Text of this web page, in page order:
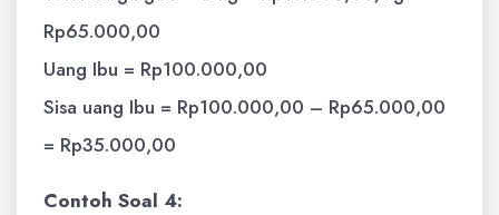
Rp65.000,00
Uang Ibu = Rp100.000,00
Sisa uang Ibu = Rp100.000,00 – Rp65.000,00
= Rp35.000,00
Contoh Soal 4: